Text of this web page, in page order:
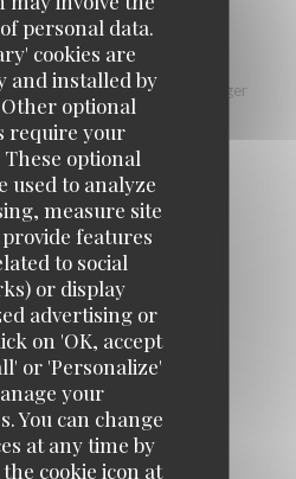
personal data.
cookies are
and installed by
optional
require your
optional
used to analyze
measure site
features
to social
or display
advertising or
on 'OK, accept
or 'Personalize'
your
You can change
at any time by
cookie icon at
OU CHEDDAR
ou Cheddar fermier - pain burger
Brier
EUR
AU MAROILLES
16,00 EUR
MAROILLES
EUR
DU CHEF